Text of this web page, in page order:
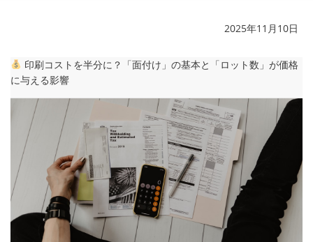
2025年11月10日
印刷コストを半分に？「面付け」の基本と「ロット数」が価格
に与える影響